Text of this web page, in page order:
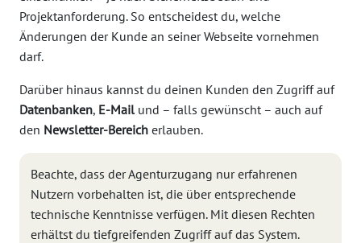
Projektanforderung. So entscheidest du, welche
Änderungen der Kunde an seiner Webseite vornehmen
darf.
Darüber hinaus kannst du deinen Kunden den Zugriff auf
Datenbanken, E-Mail und – falls gewünscht – auch auf
den Newsletter-Bereich erlauben.
Beachte, dass der Agenturzugang nur erfahrenen
Nutzern vorbehalten ist, die über entsprechende
technische Kenntnisse verfügen. Mit diesen Rechten
erhältst du tiefgreifenden Zugriff auf das System.